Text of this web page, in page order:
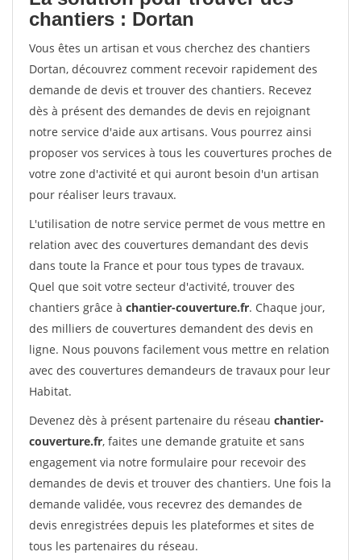
chantiers : Dortan
Vous êtes un artisan et vous cherchez des chantiers
Dortan, découvrez comment recevoir rapidement des
demande de devis et trouver des chantiers. Recevez
dès à présent des demandes de devis en rejoignant
notre service d'aide aux artisans. Vous pourrez ainsi
proposer vos services à tous les couvertures proches de
votre zone d'activité et qui auront besoin d'un artisan
pour réaliser leurs travaux.
L'utilisation de notre service permet de vous mettre en
relation avec des couvertures demandant des devis
dans toute la France et pour tous types de travaux.
Quel que soit votre secteur d'activité, trouver des
chantiers grâce à chantier-couverture.fr. Chaque jour,
des milliers de couvertures demandent des devis en
ligne. Nous pouvons facilement vous mettre en relation
avec des couvertures demandeurs de travaux pour leur
Habitat.
Devenez dès à présent partenaire du réseau chantier-
couverture.fr, faites une demande gratuite et sans
engagement via notre formulaire pour recevoir des
demandes de devis et trouver des chantiers. Une fois la
demande validée, vous recevrez des demandes de
devis enregistrées depuis les plateformes et sites de
tous les partenaires du réseau.